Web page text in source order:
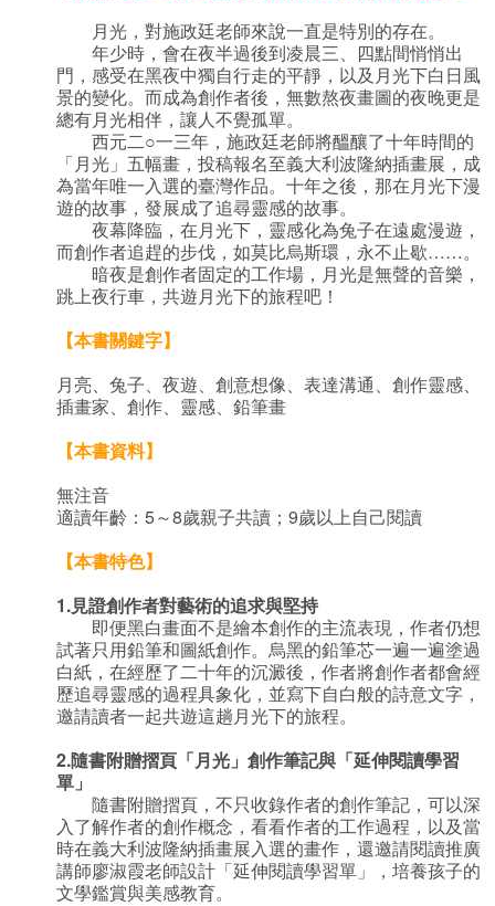
月光，對施政廷老師來說一直是特別的存在。
年少時，會在夜半過後到凌晨三、四點間悄悄出
門，感受在黑夜中獨自行走的平靜，以及月光下白日風
景的變化。而成為創作者後，無數熬夜畫圖的夜晚更是
總有月光相伴，讓人不覺孤單。
西元二○一三年，施政廷老師將醞釀了十年時間的
「月光」五幅畫，投稿報名至義大利波隆納插畫展，成
為當年唯一入選的臺灣作品。十年之後，那在月光下漫
遊的故事，發展成了追尋靈感的故事。
夜幕降臨，在月光下，靈感化為兔子在遠處漫遊，
而創作者追趕的步伐，如莫比烏斯環，永不止歇……。
暗夜是創作者固定的工作場，月光是無聲的音樂，
跳上夜行車，共遊月光下的旅程吧！
【本書關鍵字】
月亮、兔子、夜遊、創意想像、表達溝通、創作靈感、
插畫家、創作、靈感、鉛筆畫
【本書資料】
無注音
適讀年齡：5～8歲親子共讀；9歲以上自己閱讀
【本書特色】
1.見證創作者對藝術的追求與堅持
即便黑白畫面不是繪本創作的主流表現，作者仍想
試著只用鉛筆和圖紙創作。烏黑的鉛筆芯一遍一遍塗過
白紙，在經歷了二十年的沉澱後，作者將創作者都會經
歷追尋靈感的過程具象化，並寫下自白般的詩意文字，
邀請讀者一起共遊這趟月光下的旅程。
2.隨書附贈摺頁「月光」創作筆記與「延伸閱讀學習
單」
隨書附贈摺頁，不只收錄作者的創作筆記，可以深
入了解作者的創作概念，看看作者的工作過程，以及當
時在義大利波隆納插畫展入選的畫作，還邀請閱讀推廣
講師廖淑霞老師設計「延伸閱讀學習單」，培養孩子的
文學鑑賞與美感教育。